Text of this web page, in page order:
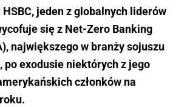
jeden z globalnych liderów
się z Net-Zero Banking
największego w branży sojuszu
po exodusie niektórych z jego
członków na